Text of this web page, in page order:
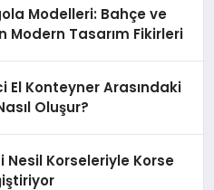
Modelleri: Bahçe ve
Modern Tasarım Fikirleri
El Konteyner Arasındaki
Oluşur?
Nesil Korseleriyle Korse